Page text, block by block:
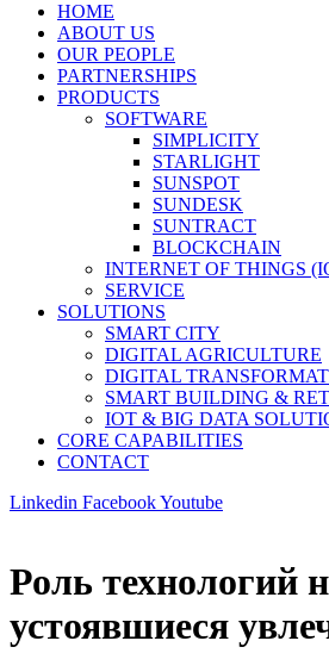
HOME
ABOUT US
OUR PEOPLE
PARTNERSHIPS
PRODUCTS
SOFTWARE
SIMPLICITY
STARLIGHT
SUNSPOT
SUNDESK
SUNTRACT
BLOCKCHAIN
INTERNET OF THINGS
SERVICE
SOLUTIONS
SMART CITY
DIGITAL AGRICULTURE
DIGITAL
SMART BUILDING &
IOT & BIG DATA
CORE CAPABILITIES
CONTACT
Linkedin FacebookYoutube
Роль технологий
устоявшиеся